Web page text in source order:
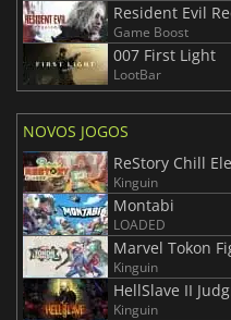
Resident Evil
Game Boost
007 First Light
LootBar
NOVOS JOGOS
ReStory Chill
Kinguin
Montabi
LOADED
Marvel Tokon
Kinguin
HellSlave II
Kinguin